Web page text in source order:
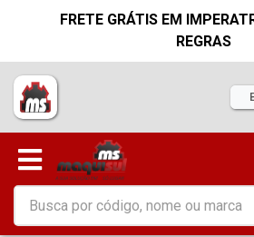
FRETE GRÁTIS EM
REGRAS